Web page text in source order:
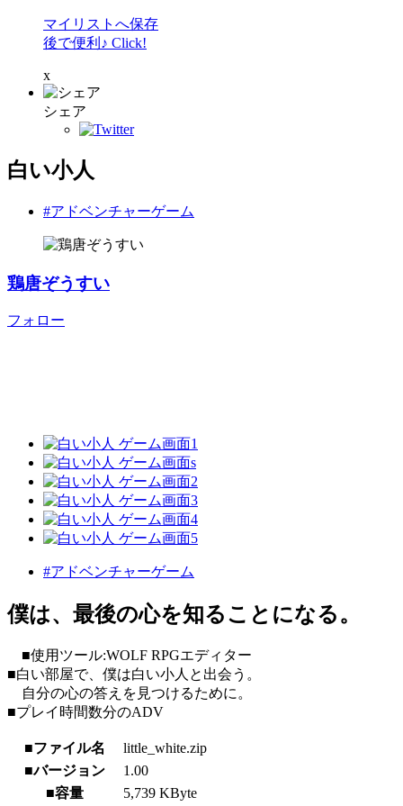
マイリストへ保存
後で便利♪ Click!
x
シェア
白い小人
#アドベンチャーゲーム
鶏唐ぞうすい
フォロー
#アドベンチャーゲーム
僕は、最後の心を知ることになる。
■使用ツール:WOLF RPGエディター
■白い部屋で、僕は白い小人と出会う。
自分の心の答えを見つけるために。
■プレイ時間数分のADV
■ファイル名
little_white.zip
■バージョン
1.00
■容量
5,739 KByte